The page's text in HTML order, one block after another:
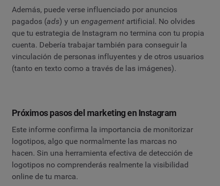
Además, puede verse influenciado por anuncios
pagados (ads) y un engagement artificial. No olvides
que tu estrategia de Instagram no termina con tu propia
cuenta. Debería trabajar también para conseguir la
vinculación de personas influyentes y de otros usuarios
(tanto en texto como a través de las imágenes).
Próximos pasos del marketing en Instagram
Este informe confirma la importancia de monitorizar
logotipos, algo que normalmente las marcas no
hacen. Sin una herramienta efectiva de detección de
logotipos no comprenderás realmente la visibilidad
online de tu marca.